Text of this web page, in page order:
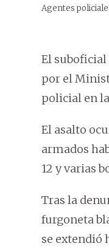
Agentes
El suboficial
por el
policial en
El asalto
armados
12 y varias
Tras la
furgoneta
se extendió